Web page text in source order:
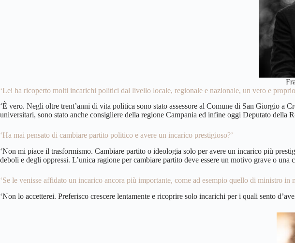
‘Lei ha ricoperto molti incarichi politici dal livello locale, regionale e nazionale, un vero e proprio
‘È vero. Negli oltre trent’anni di vita politica sono stato assessore al Comune di San Giorgio
universitari, sono stato anche consigliere della regione Campania ed infine oggi Deputato della
‘Ha mai pensato di cambiare partito politico e avere un incarico prestigioso?’
‘Non mi piace il trasformismo. Cambiare partito o ideologia solo per avere un incarico più
deboli e degli oppressi. L’unica ragione per cambiare partito deve essere un motivo grave o una
‘Se le venisse affidato un incarico ancora più importante, come ad esempio quello di ministro in
‘Non lo accetterei. Preferisco crescere lentamente e ricoprire solo incarichi per i quali sento